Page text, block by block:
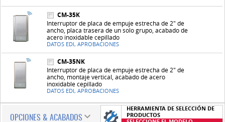
CM-35K
Interruptor de placa de empuje estrecha de 2" de
ancho, placa trasera de un solo grupo, acabado de
acero inoxidable cepillado
DATOS EDI, APROBACIONES
CM-35NK
Interruptor de placa de empuje estrecha de 2" de
ancho, montaje vertical, acabado de acero
inoxidable cepillado
DATOS EDI, APROBACIONES
OPCIONES & ACABADOS
HERRAMIENTA DE SELECCIÓN DE
PRODUCTOS